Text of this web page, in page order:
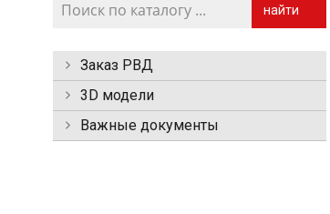
найти
Заказ РВД
3D модели
Важные документы